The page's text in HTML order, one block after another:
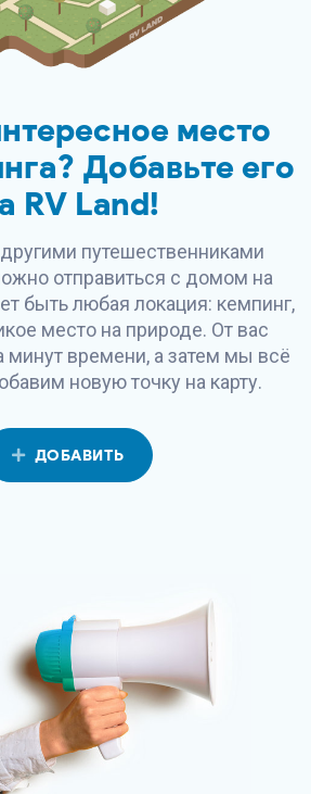
место
Добавьте его
RV Land!
путешественниками
отправиться с домом на
быть любая локация: кемпинг,
место на природе. От вас
минут времени, а затем мы всё
новую точку на карту.
ДОБАВИТЬ